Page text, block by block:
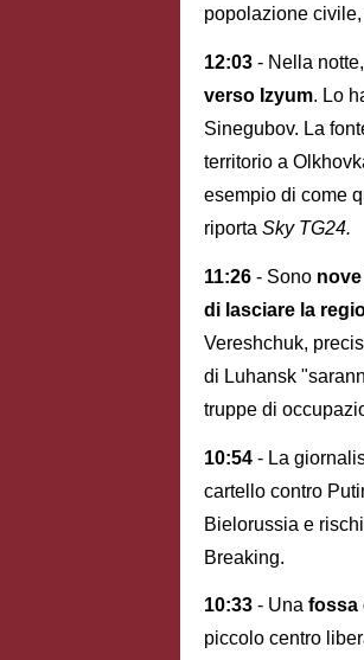
popolazione
12:03 - Nella notte,
verso Izyum. Lo
Sinegubov. La
territorio a
esempio di come
riporta Sky TG24.
11:26 - Sono
di lasciare la
Vereshchuk,
di Luhansk
truppe di
10:54 - La
cartello contro
Bielorussia e
Breaking.
10:33 - Una fossa
piccolo centro